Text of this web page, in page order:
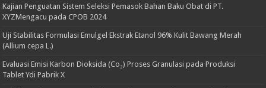
Kajian Penguatan Sistem Seleksi Pemasok Bahan Baku Obat di PT.
XYZMengacu pada CPOB 2024
Uji Stabilitas Formulasi Emulgel Ekstrak Etanol 96% Kulit Bawang Merah
(Allium cepa L.)
Evaluasi Emisi Karbon Dioksida (Co₂) Proses Granulasi pada Produksi
Tablet Ydi Pabrik X